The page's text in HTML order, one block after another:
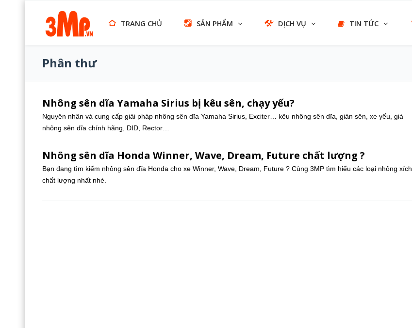
TRANG CHỦ SẢN PHẨM DỊCH VỤ TIN TỨC
Phân thư
Nhông sên dĩa Yamaha Sirius bị kêu sên, chạy yếu?
Nguyên nhân và cung cấp giải pháp nhông sên dĩa Yamaha Sirius, Exciter… kêu nhông sên dĩa, giản sên, xe yếu, giá
nhông sên dĩa chính hãng, DID, Rector…
Nhông sên dĩa Honda Winner, Wave, Dream, Future chất lượng ?
Bạn đang tìm kiếm nhông sên dĩa Honda cho xe Winner, Wave, Dream, Future ? Cùng 3MP tìm hiểu các loại nhông xích
chất lượng nhất nhé.